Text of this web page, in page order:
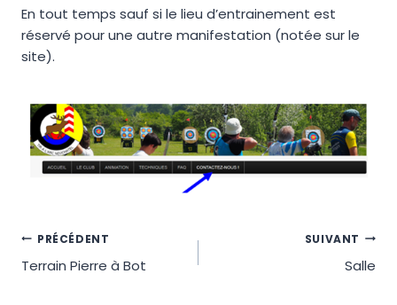
En tout temps sauf si le lieu d’entrainement est
réservé pour une autre manifestation (notée sur le
site).
Navigation
de
PRÉCÉDENT
Terrain Pierre à Bot
SUIVANT
Salle